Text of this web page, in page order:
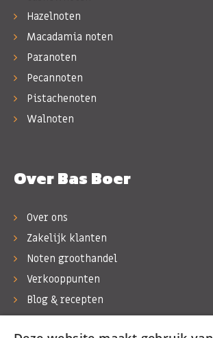
Hazelnoten
Macadamia noten
Paranoten
Pecannoten
Pistachenoten
Walnoten
Over Bas Boer
Over ons
Zakelijk klanten
Noten groothandel
Verkooppunten
Blog & recepten
Werken bij Bas Boer Noten